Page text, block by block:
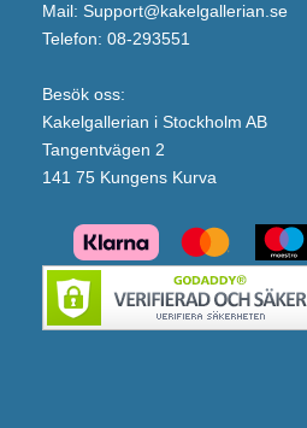
Mail: Support@kakelgallerian.se
Telefon: 08-293551
Besök oss:
Kakelgallerian i Stockholm AB
Tangentvägen 2
141 75 Kungens Kurva